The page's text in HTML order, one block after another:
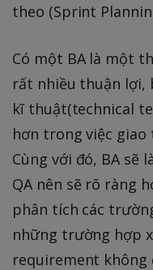
theo (Sprint
Có một BA là một
rất nhiều thuận lợi,
kĩ thuật(technical
hơn trong việc giao
Cùng với đó, BA sẽ
QA nên sẽ rõ ràng
phân tích các
những trường hợp
requirement không